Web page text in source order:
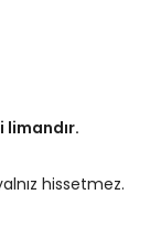
limandır.
hissetmez.